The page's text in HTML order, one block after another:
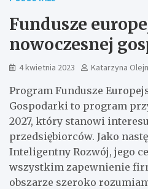
Fundusze
nowoczesnej
4 kwietnia 2023 Katarzyna
Program Fundusze
Gospodarki to program
2027, który stanowi
przedsiębiorców. Jako
Inteligentny Rozwój, jego
wszystkim zapewnienie
obszarze szeroko